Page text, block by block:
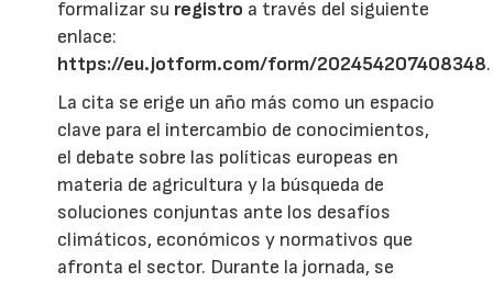
formalizar su registro a través del siguiente
enlace:
https://eu.jotform.com/form/202454207408348.
La cita se erige un año más como un espacio
clave para el intercambio de conocimientos,
el debate sobre las políticas europeas en
materia de agricultura y la búsqueda de
soluciones conjuntas ante los desafíos
climáticos, económicos y normativos que
afronta el sector. Durante la jornada, se